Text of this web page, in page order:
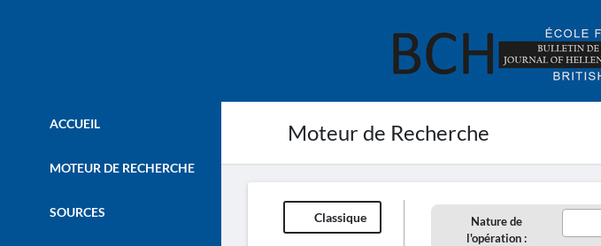
Moteur de Recherche
ACCUEIL
MOTEUR DE RECHERCHE
SOURCES Classique
Nature de
l'opération :